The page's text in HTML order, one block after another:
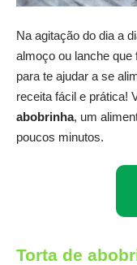
Na agitação do dia a
almoço ou lanche
para te ajudar a se
receita fácil e prática!
abobrinha, um
poucos minutos.
Torta de